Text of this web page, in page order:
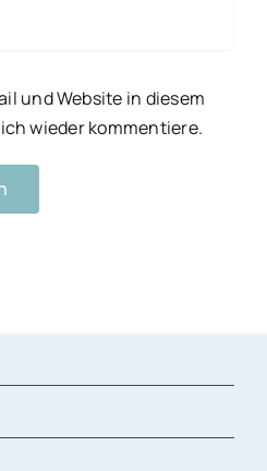
und Website in diesem
wieder kommentiere.